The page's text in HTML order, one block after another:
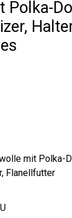
Polka-
mit Polka-
Flanellfutter